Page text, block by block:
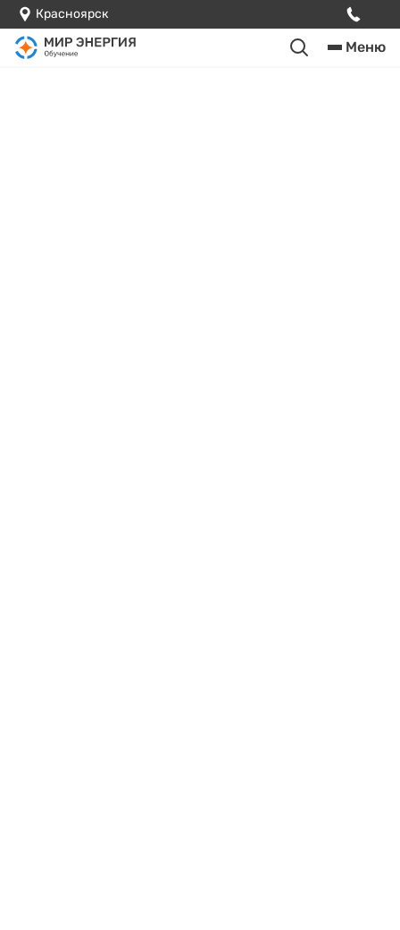
Красноярск
Меню